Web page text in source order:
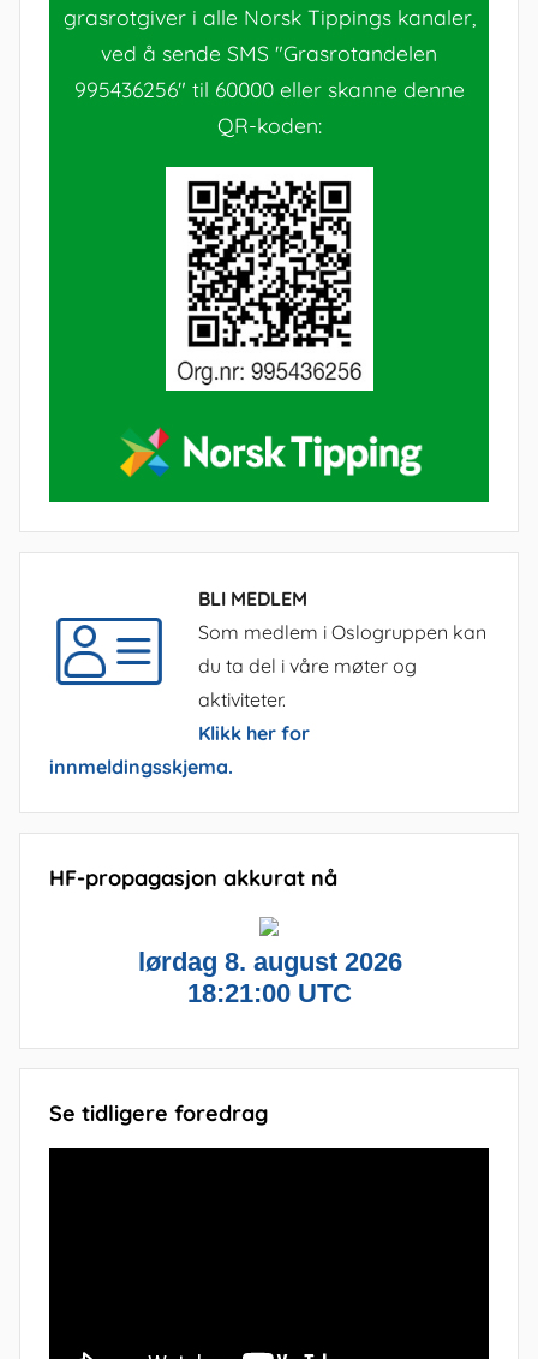
grasrotgiver i alle Norsk Tippings kanaler,
ved å sende SMS "Grasrotandelen
995436256" til 60000 eller skanne denne
QR-koden:
BLI MEDLEM
Som medlem i Oslogruppen kan
du ta del i våre møter og
aktiviteter.
Klikk her for
innmeldingsskjema.
HF-propagasjon akkurat nå
Se tidligere foredrag